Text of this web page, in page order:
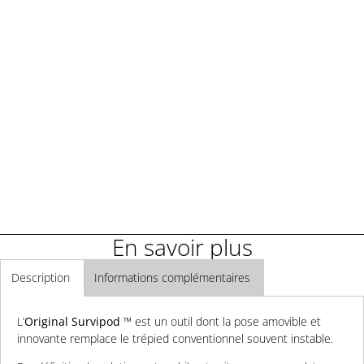
En savoir plus
Description Informations complémentaires
L’Original Survipod ™ est un outil dont la pose amovible et
innovante remplace le trépied conventionnel souvent instable.